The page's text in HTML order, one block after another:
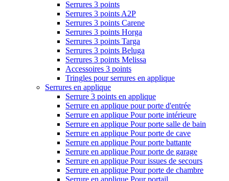
Serrures 3 points
Serrures 3 points A2P
Serrures 3 points Carene
Serrures 3 points Horga
Serrures 3 points Targa
Serrures 3 points Beluga
Serrures 3 points Melissa
Accessoires 3 points
Tringles pour serrures en applique
Serrures en applique
Serrure 3 points en applique
Serrure en applique pour porte d'entrée
Serrure en applique Pour porte intérieure
Serrure en applique Pour porte salle de bain
Serrure en applique Pour porte de cave
Serrure en applique Pour porte battante
Serrure en applique Pour porte de garage
Serrure en applique Pour issues de secours
Serrure en applique Pour porte de chambre
Serrure en applique Pour portail